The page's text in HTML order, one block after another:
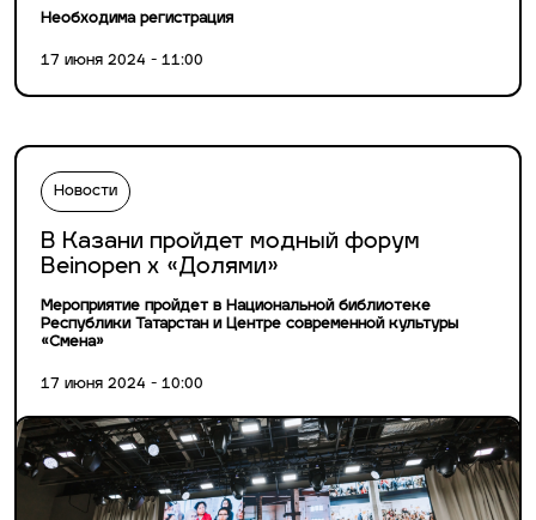
Необходима регистрация
17 июня 2024 - 11:00
Новости
В Казани пройдет модный форум
Beinopen х «Долями»
Мероприятие пройдет в Национальной библиотеке
Республики Татарстан и Центре современной культуры
«Смена»
17 июня 2024 - 10:00